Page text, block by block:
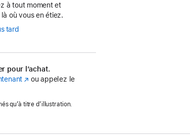
à tout moment et
où vous en étiez.
tard
pour l’achat.
(s’ouvre
nouvelle
ou appelez le
qu’à titre d’illustration.